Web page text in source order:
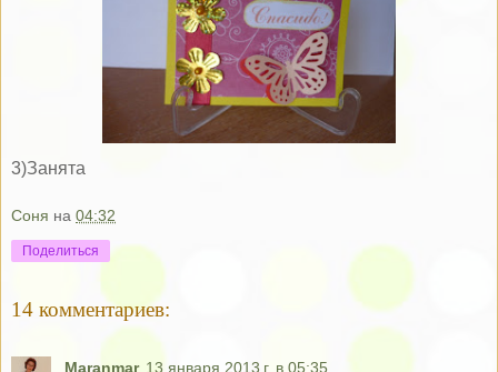
3)Занята
Соня на 04:32
Поделиться
14 комментариев:
Maranmar 13 января 2013 г. в 05:35